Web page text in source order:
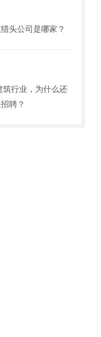
头公司是哪家？
行业，为什么还
聘？